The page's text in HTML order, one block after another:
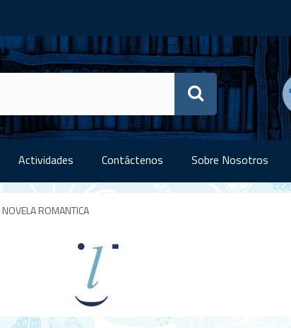
Actividades Contáctenos Sobre Nosotros
NOVELA ROMANTICA